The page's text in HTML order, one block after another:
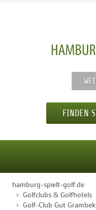
FINDEN
STARTSEITE
hamburg-spielt-golf.de
Golfclubs & Golfhotels
Golf-Club Gut Grambek